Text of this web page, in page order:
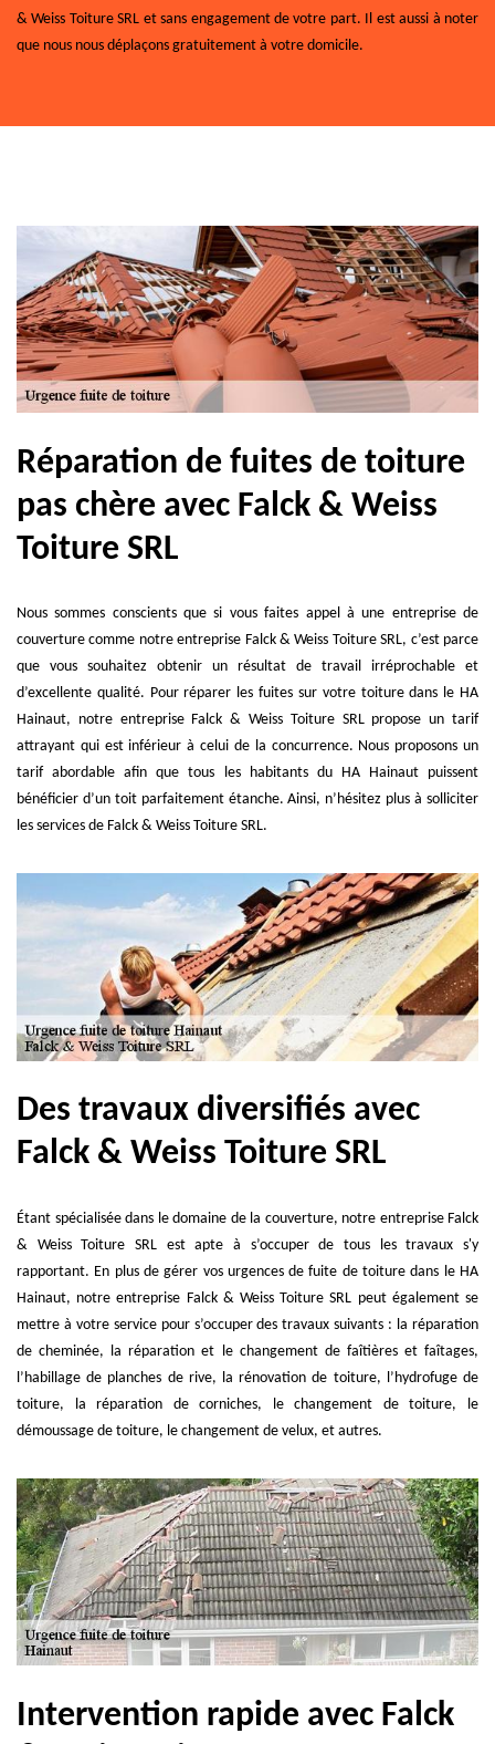
& Weiss Toiture SRL et sans engagement de votre part. Il est aussi à noter
que nous nous déplaçons gratuitement à votre domicile.
Réparation de fuites de toiture
pas chère avec Falck & Weiss
Toiture SRL
Nous sommes conscients que si vous faites appel à une entreprise de
couverture comme notre entreprise Falck & Weiss Toiture SRL, c’est parce
que vous souhaitez obtenir un résultat de travail irréprochable et
d’excellente qualité. Pour réparer les fuites sur votre toiture dans le HA
Hainaut, notre entreprise Falck & Weiss Toiture SRL propose un tarif
attrayant qui est inférieur à celui de la concurrence. Nous proposons un
tarif abordable afin que tous les habitants du HA Hainaut puissent
bénéficier d’un toit parfaitement étanche. Ainsi, n’hésitez plus à solliciter
les services de Falck & Weiss Toiture SRL.
Des travaux diversifiés avec
Falck & Weiss Toiture SRL
Étant spécialisée dans le domaine de la couverture, notre entreprise Falck
& Weiss Toiture SRL est apte à s’occuper de tous les travaux s'y
rapportant. En plus de gérer vos urgences de fuite de toiture dans le HA
Hainaut, notre entreprise Falck & Weiss Toiture SRL peut également se
mettre à votre service pour s’occuper des travaux suivants : la réparation
de cheminée, la réparation et le changement de faîtières et faîtages,
l’habillage de planches de rive, la rénovation de toiture, l’hydrofuge de
toiture, la réparation de corniches, le changement de toiture, le
démoussage de toiture, le changement de velux, et autres.
Intervention rapide avec Falck